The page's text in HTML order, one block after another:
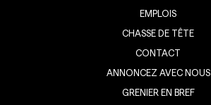
EMPLOIS
CHASSE DE TÊTE
CONTACT
ANNONCEZ AVEC NOUS
GRENIER EN BREF